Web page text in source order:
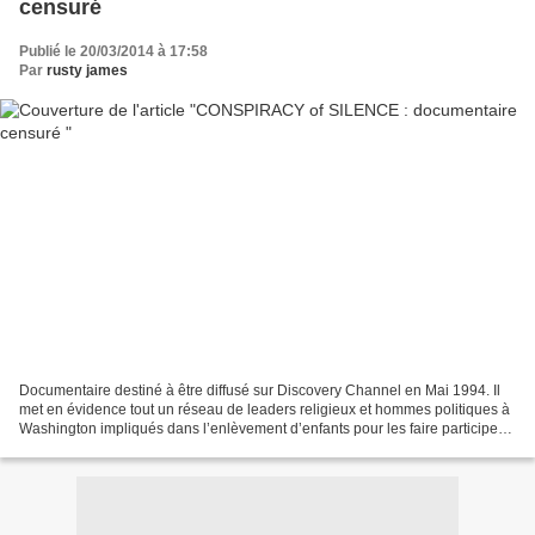
censuré
Publié le 20/03/2014 à 17:58
Par rusty james
Documentaire destiné à être diffusé sur Discovery Channel en Mai 1994. Il
met en évidence tout un réseau de leaders religieux et hommes politiques à
Washington impliqués dans l’enlèvement d’enfants pour les faire participer à